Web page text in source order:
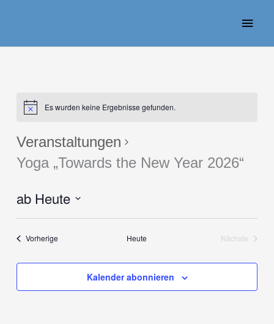
Es wurden keine Ergebnisse gefunden.
Veranstaltungen
Yoga „Towards the New Year 2026“
ab Heute
VorherigeVeranstaltungen Heute
Nächste
Kalender abonnieren